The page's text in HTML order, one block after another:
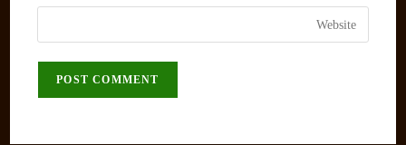
comment
email
address
Enter
your